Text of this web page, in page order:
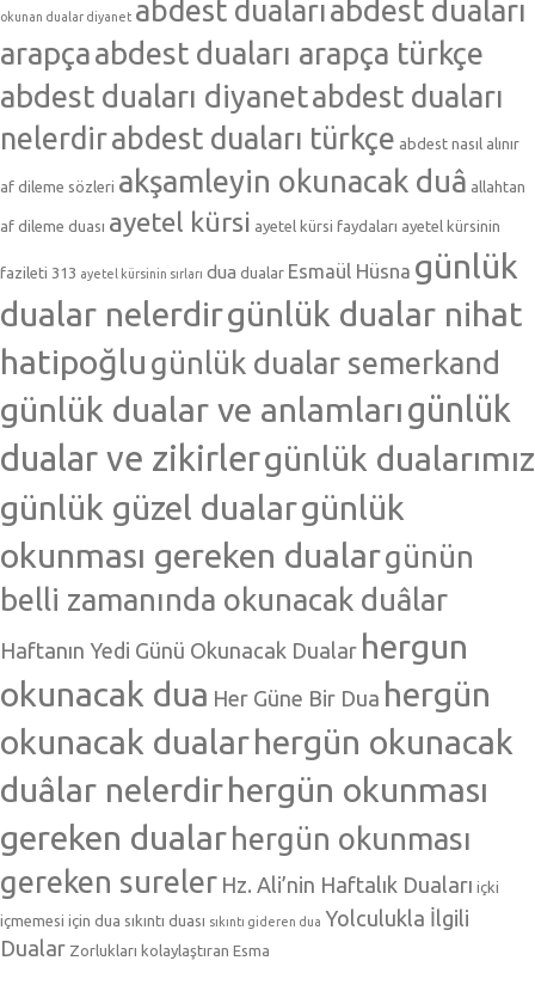
okunan dualar diyanet abdest dualarıabdest duaları
arapçaabdest duaları arapça türkçe
abdest duaları diyanetabdest duaları
nelerdirabdest duaları türkçe abdest nasıl alınır
af dileme sözleri akşamleyin okunacak duâ allahtan
af dileme duası ayetel kürsi ayetel kürsi faydaları ayetel kürsinin
fazileti 313 ayetel kürsinin sırları dua dualar Esmaül Hüsna günlük
dualar nelerdirgünlük dualar nihat
hatipoğlu günlük dualar semerkand
günlük dualar ve anlamlarıgünlük
dualar ve zikirlergünlük dualarımız
günlük güzel dualargünlük
okunması gereken dualargünün
belli zamanında okunacak duâlar
Haftanın Yedi Günü Okunacak Dualar hergun
okunacak dua Her Güne Bir Dua hergün
okunacak dualarhergün okunacak
duâlar nelerdirhergün okunması
gereken dualar hergün okunması
gereken sureler Hz. Ali’nin Haftalık Duaları içki
içmemesi için dua sıkıntı duası sıkıntı gideren dua Yolculukla İlgili
Dualar Zorlukları kolaylaştıran Esma